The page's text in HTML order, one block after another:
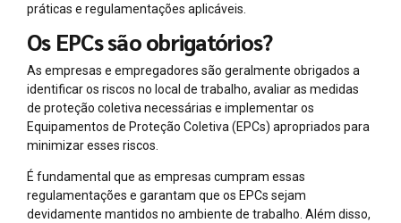
práticas e regulamentações aplicáveis.
Os EPCs são obrigatórios?
As empresas e empregadores são geralmente obrigados a
identificar os riscos no local de trabalho, avaliar as medidas
de proteção coletiva necessárias e implementar os
Equipamentos de Proteção Coletiva (EPCs) apropriados para
minimizar esses riscos.
É fundamental que as empresas cumpram essas
regulamentações e garantam que os EPCs sejam
devidamente mantidos no ambiente de trabalho. Além disso,